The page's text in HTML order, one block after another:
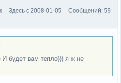
Здесь с 2008-01-05
Сообщений: 59
И будет вам тепло))) я ж не